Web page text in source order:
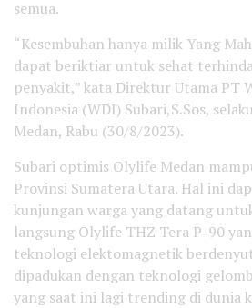
semua.
“Kesembuhan hanya milik Yang
dapat beriktiar untuk sehat
penyakit,” kata Direktur Utama PT
Indonesia (WDI) Subari,S.Sos,
Medan, Rabu (30/8/2023).
Subari optimis Olylife Medan
Provinsi Sumatera Utara. Hal ini
kunjungan warga yang datang
langsung Olylife THZ Tera P-90
teknologi elektomagnetik
dipadukan dengan teknologi
yang saat ini lagi trending di dunia